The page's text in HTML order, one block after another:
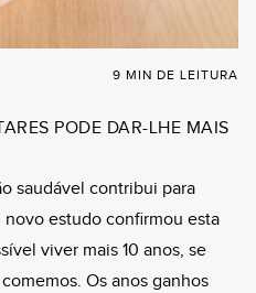
9 MIN DE LEITURA
PODE DAR-LHE MAIS
saudável contribui para
estudo confirmou esta
viver mais 10 anos, se
Os anos ganhos